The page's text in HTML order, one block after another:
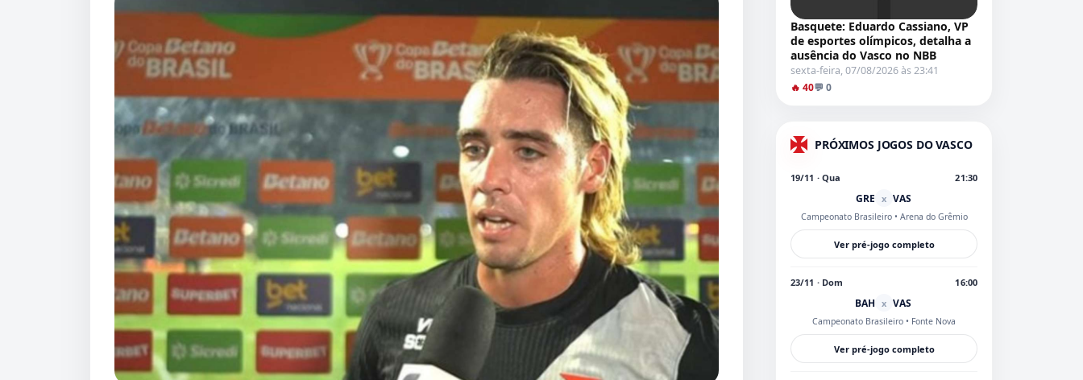
Basquete: Eduardo Cassiano, VP
de esportes olímpicos, detalha a
ausência do Vasco no NBB
sexta-feira, 07/08/2026 às 23:41
🔥 40💬 0
PRÓXIMOS JOGOS DO VASCO
19/11 · Qua 21:30
GRE x VAS
Campeonato Brasileiro • Arena do Grêmio
Ver pré-jogo completo
23/11 · Dom 16:00
BAH x VAS
Campeonato Brasileiro • Fonte Nova
Ver pré-jogo completo